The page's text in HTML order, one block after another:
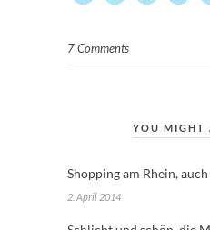
7 Comments
YOU MIGHT
Shopping am Rhein,
2. April 2014